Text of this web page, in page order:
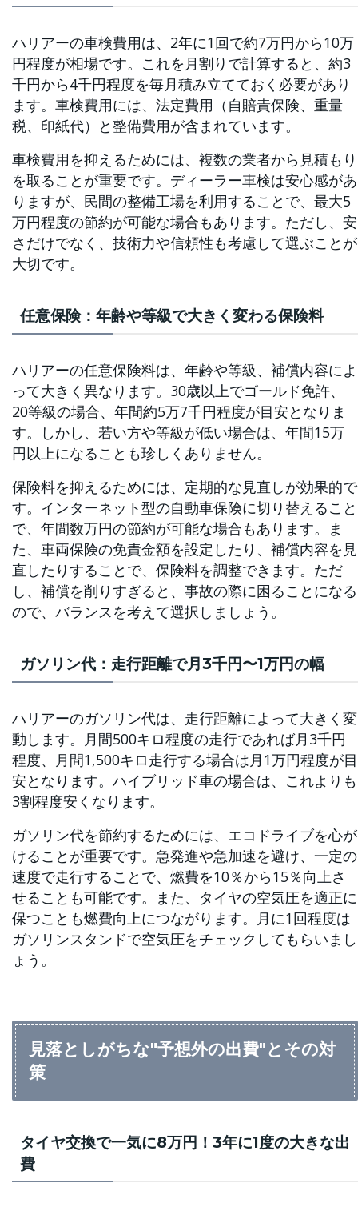
ハリアーの車検費用は、2年に1回で約7万円から10万
円程度が相場です。これを月割りで計算すると、約3
千円から4千円程度を毎月積み立てておく必要があり
ます。車検費用には、法定費用（自賠責保険、重量
税、印紙代）と整備費用が含まれています。
車検費用を抑えるためには、複数の業者から見積もり
を取ることが重要です。ディーラー車検は安心感があ
りますが、民間の整備工場を利用することで、最大5
万円程度の節約が可能な場合もあります。ただし、安
さだけでなく、技術力や信頼性も考慮して選ぶことが
大切です。
任意保険：年齢や等級で大きく変わる保険料
ハリアーの任意保険料は、年齢や等級、補償内容によ
って大きく異なります。30歳以上でゴールド免許、
20等級の場合、年間約5万7千円程度が目安となりま
す。しかし、若い方や等級が低い場合は、年間15万
円以上になることも珍しくありません。
保険料を抑えるためには、定期的な見直しが効果的で
す。インターネット型の自動車保険に切り替えること
で、年間数万円の節約が可能な場合もあります。ま
た、車両保険の免責金額を設定したり、補償内容を見
直したりすることで、保険料を調整できます。ただ
し、補償を削りすぎると、事故の際に困ることになる
ので、バランスを考えて選択しましょう。
ガソリン代：走行距離で月3千円〜1万円の幅
ハリアーのガソリン代は、走行距離によって大きく変
動します。月間500キロ程度の走行であれば月3千円
程度、月間1,500キロ走行する場合は月1万円程度が目
安となります。ハイブリッド車の場合は、これよりも
3割程度安くなります。
ガソリン代を節約するためには、エコドライブを心が
けることが重要です。急発進や急加速を避け、一定の
速度で走行することで、燃費を10％から15％向上さ
せることも可能です。また、タイヤの空気圧を適正に
保つことも燃費向上につながります。月に1回程度は
ガソリンスタンドで空気圧をチェックしてもらいまし
ょう。
見落としがちな"予想外の出費"とその対
策
タイヤ交換で一気に8万円！3年に1度の大きな出
費